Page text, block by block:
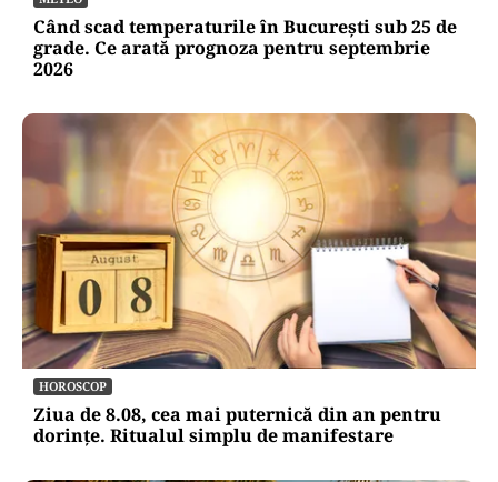
Când scad temperaturile în București sub 25 de
grade. Ce arată prognoza pentru septembrie
2026
HOROSCOP
Ziua de 8.08, cea mai puternică din an pentru
dorințe. Ritualul simplu de manifestare